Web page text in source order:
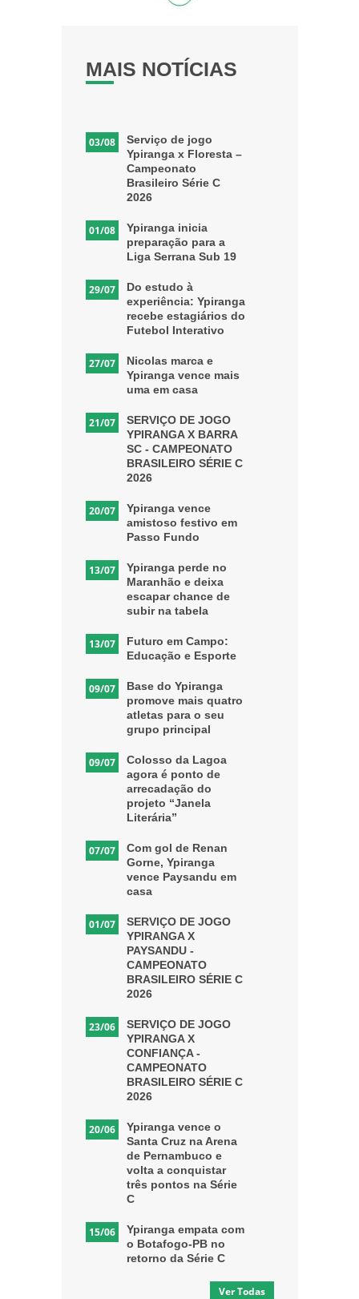
MAIS NOTÍCIAS
03/08
Serviço de jogo
Ypiranga x Floresta –
Campeonato
Brasileiro Série C
2026
01/08
Ypiranga inicia
preparação para a
Liga Serrana Sub 19
29/07
Do estudo à
experiência: Ypiranga
recebe estagiários do
Futebol Interativo
27/07
Nicolas marca e
Ypiranga vence mais
uma em casa
21/07
SERVIÇO DE JOGO
YPIRANGA X BARRA
SC - CAMPEONATO
BRASILEIRO SÉRIE C
2026
20/07
Ypiranga vence
amistoso festivo em
Passo Fundo
13/07
Ypiranga perde no
Maranhão e deixa
escapar chance de
subir na tabela
13/07
Futuro em Campo:
Educação e Esporte
09/07
Base do Ypiranga
promove mais quatro
atletas para o seu
grupo principal
09/07
Colosso da Lagoa
agora é ponto de
arrecadação do
projeto “Janela
Literária”
07/07
Com gol de Renan
Gorne, Ypiranga
vence Paysandu em
casa
01/07
SERVIÇO DE JOGO
YPIRANGA X
PAYSANDU -
CAMPEONATO
BRASILEIRO SÉRIE C
2026
23/06
SERVIÇO DE JOGO
YPIRANGA X
CONFIANÇA -
CAMPEONATO
BRASILEIRO SÉRIE C
2026
20/06
Ypiranga vence o
Santa Cruz na Arena
de Pernambuco e
volta a conquistar
três pontos na Série
C
15/06
Ypiranga empata com
o Botafogo-PB no
retorno da Série C
Ver Todas